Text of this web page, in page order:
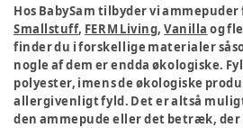
Hos BabySam tilbyder vi ammepuder
Smallstuff, FERM Living,Vanilla og
finder du i forskellige materialer
nogle af dem er endda økologiske.
polyester, imens de økologiske
allergivenligt fyld. Det er altså
den ammepude eller det betræk, der